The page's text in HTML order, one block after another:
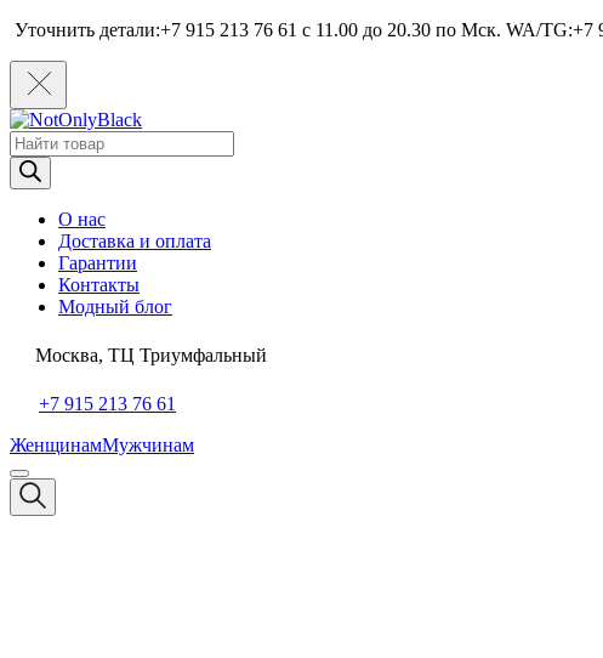
Уточнить детали:+7 915 213 76 61 c 11.00 до 20.30 по Мcк. WA/
Поиск
товаров
О нас
Доставка и оплата
Гарантии
Контакты
Модный блог
Москва, ТЦ Триумфальный
+7 915 213 76 61
ЖенщинамМужчинам